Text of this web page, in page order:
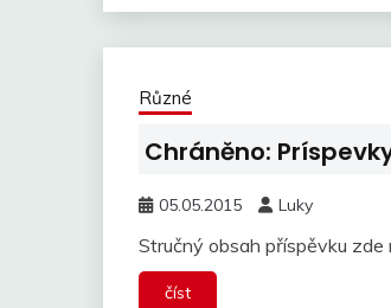
Různé
Chráněno:
05.05.2015 Luky
Stručný obsah příspěvku
číst